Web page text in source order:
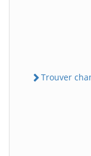
Trouver